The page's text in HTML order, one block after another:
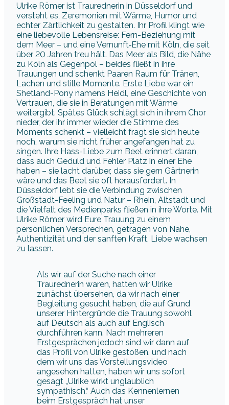
Ulrike Römer ist Traurednerin in Düsseldorf und
versteht es, Zeremonien mit Wärme, Humor und
echter Zärtlichkeit zu gestalten. Ihr Profil klingt wie
eine liebevolle Lebensreise: Fern-Beziehung mit
dem Meer – und eine Vernunft‑Ehe mit Köln, die seit
über 20 Jahren treu hält. Das Meer als Bild, die Nähe
zu Köln als Gegenpol – beides fließt in ihre
Trauungen und schenkt Paaren Raum für Tränen,
Lachen und stille Momente. Erste Liebe war ein
Shetland-Pony namens Heidl, eine Geschichte von
Vertrauen, die sie in Beratungen mit Wärme
weitergibt. Spätes Glück schlägt sich in ihrem Chor
nieder, der ihr immer wieder die Stimme des
Moments schenkt – vielleicht fragt sie sich heute
noch, warum sie nicht früher angefangen hat zu
singen. Ihre Hass-Liebe zum Beet erinnert daran,
dass auch Geduld und Fehler Platz in einer Ehe
haben – sie lacht darüber, dass sie gern Gärtnerin
wäre und das Beet sie oft herausfordert. In
Düsseldorf lebt sie die Verbindung zwischen
Großstadt-Feeling und Natur – Rhein, Altstadt und
die Vielfalt des Medienparks fließen in ihre Worte. Mit
Ulrike Römer wird Eure Trauung zu einem
persönlichen Versprechen, getragen von Nähe,
Authentizität und der sanften Kraft, Liebe wachsen
zu lassen.
Als wir auf der Suche nach einer
Traurednerin waren, hatten wir Ulrike
zunächst übersehen, da wir nach einer
Begleitung gesucht haben, die auf Grund
unserer Hintergründe die Trauung sowohl
auf Deutsch als auch auf Englisch
durchführen kann. Nach mehreren
Erstgesprächen jedoch sind wir dann auf
das Profil von Ulrike gestoßen, und nach
dem wir uns das Vorstellungsvideo
angesehen hatten, haben wir uns sofort
gesagt „Ulrike wirkt unglaublich
sympathisch.“ Auch das Kennenlernen
beim Erstgespräch hat unser